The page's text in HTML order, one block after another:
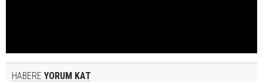
HABERE YORUM KAT